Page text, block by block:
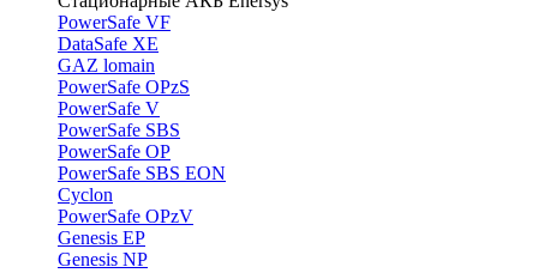
PowerSafe VF
DataSafe XE
GAZ lomain
PowerSafe OPzS
PowerSafe V
PоwerSafe SBS
PowerSafe OP
PоwerSafe SBS EON
Cyclon
PowerSafe OPzV
Genesis EP
Genesis NP